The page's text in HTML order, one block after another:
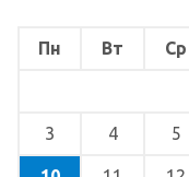
Пн Вт Ср
3 4 5